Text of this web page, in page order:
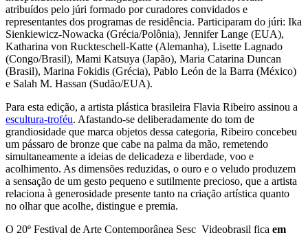
atribuídos pelo júri formado por curadores convidados e
representantes dos programas de residência. Participaram do júri: Ika
Sienkiewicz-Nowacka (Grécia/Polônia), Jennifer Lange (EUA),
Katharina von Ruckteschell-Katte (Alemanha), Lisette Lagnado
(Congo/Brasil), Mami Katsuya (Japão), Maria Catarina Duncan
(Brasil), Marina Fokidis (Grécia), Pablo León de la Barra (México)
e Salah M. Hassan (Sudão/EUA).
Para esta edição, a artista plástica brasileira Flavia Ribeiro assinou a
escultura-troféu. Afastando-se deliberadamente do tom de
grandiosidade que marca objetos dessa categoria, Ribeiro concebeu
um pássaro de bronze que cabe na palma da mão, remetendo
simultaneamente a ideias de delicadeza e liberdade, voo e
acolhimento. As dimensões reduzidas, o ouro e o veludo produzem
a sensação de um gesto pequeno e sutilmente precioso, que a artista
relaciona à generosidade presente tanto na criação artística quanto
no olhar que acolhe, distingue e premia.
O 20º Festival de Arte Contemporânea Sesc_Videobrasil fica em